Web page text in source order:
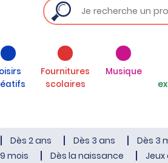
Fournitures
scolaires
Musique
Dès 2 ans Dès 3 ans Dès 3
mois Dès la naissance
Jeux